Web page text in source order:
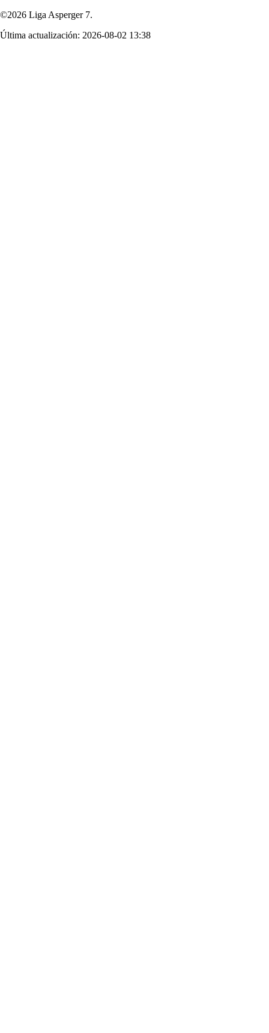
©2026 Liga Asperger 7.
Última actualización: 2026-08-02 13:38